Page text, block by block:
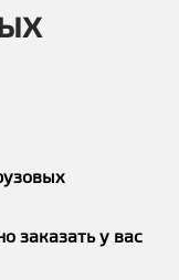
заказать у вас